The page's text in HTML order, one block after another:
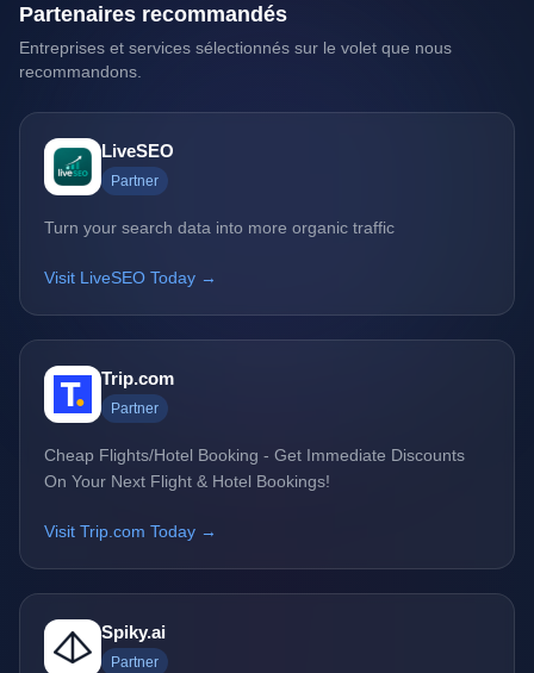
Partenaires recommandés
Entreprises et services sélectionnés sur le volet que nous
recommandons.
LiveSEO
Partner
Turn your search data into more organic traffic
Visit LiveSEO Today →
Trip.com
Partner
Cheap Flights/Hotel Booking - Get Immediate Discounts
On Your Next Flight & Hotel Bookings!
Visit Trip.com Today →
Spiky.ai
Partner